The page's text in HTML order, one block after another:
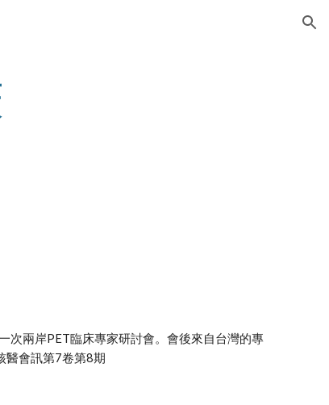
次兩岸PET臨床專家研討會。會後來自台灣的專
醫會訊第7卷第8期